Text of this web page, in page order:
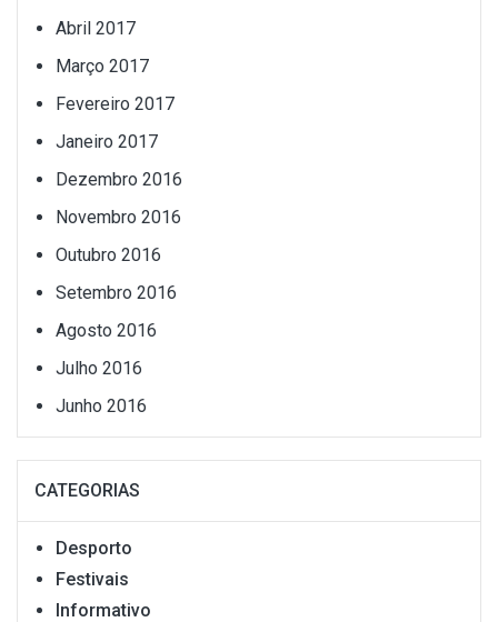
Abril 2017
Março 2017
Fevereiro 2017
Janeiro 2017
Dezembro 2016
Novembro 2016
Outubro 2016
Setembro 2016
Agosto 2016
Julho 2016
Junho 2016
CATEGORIAS
Desporto
Festivais
Informativo